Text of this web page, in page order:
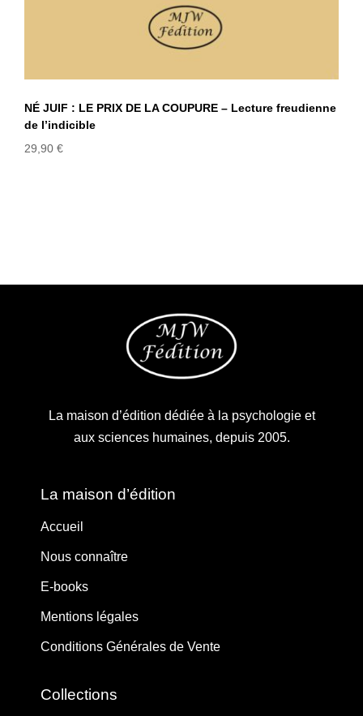
NÉ JUIF : LE PRIX DE LA COUPURE – Lecture freudienne
de l’indicible
29,90 €
La maison d’édition dédiée à la psychologie et
aux sciences humaines, depuis 2005.
La maison d’édition
Accueil
Nous connaître
E-books
Mentions légales
Conditions Générales de Vente
Collections